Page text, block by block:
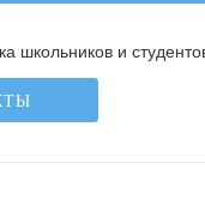
школьников и